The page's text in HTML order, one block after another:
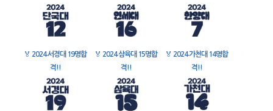
🏅 2024 서경대 19명합
격!!
🏅 2024 삼육대 15명합
격!!
🏅 2024 가천대 14명합
격!!